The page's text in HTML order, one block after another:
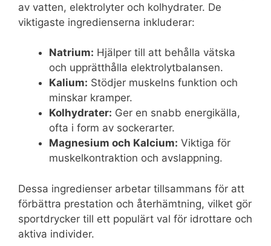
av vatten, elektrolyter och kolhydrater. De
viktigaste ingredienserna inkluderar:
Natrium: Hjälper till att behålla vätska
och upprätthålla elektrolytbalansen.
Kalium: Stödjer muskelns funktion och
minskar kramper.
Kolhydrater: Ger en snabb energikälla,
ofta i form av sockerarter.
Magnesium och Kalcium: Viktiga för
muskelkontraktion och avslappning.
Dessa ingredienser arbetar tillsammans för att
förbättra prestation och återhämtning, vilket gör
sportdrycker till ett populärt val för idrottare och
aktiva individer.